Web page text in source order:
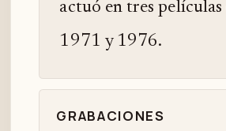
actuó en tres
1971 y 1976.
GRABACIONES